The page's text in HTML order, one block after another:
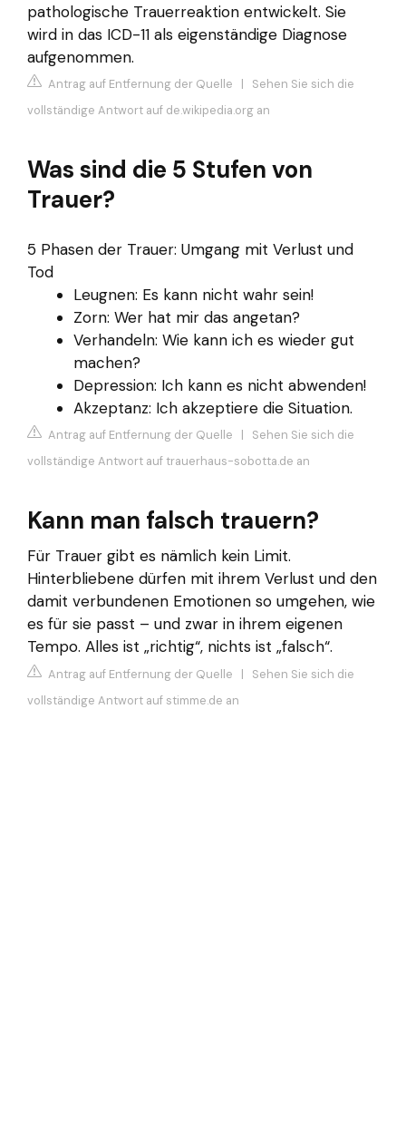
pathologische Trauerreaktion entwickelt. Sie
wird in das ICD-11 als eigenständige Diagnose
aufgenommen.
Antrag auf Entfernung der Quelle | Sehen Sie sich die
vollständige Antwort auf de.wikipedia.org an
Was sind die 5 Stufen von
Trauer?
5 Phasen der Trauer: Umgang mit Verlust und
Tod
Leugnen: Es kann nicht wahr sein!
Zorn: Wer hat mir das angetan?
Verhandeln: Wie kann ich es wieder gut
machen?
Depression: Ich kann es nicht abwenden!
Akzeptanz: Ich akzeptiere die Situation.
Antrag auf Entfernung der Quelle | Sehen Sie sich die
vollständige Antwort auf trauerhaus-sobotta.de an
Kann man falsch trauern?
Für Trauer gibt es nämlich kein Limit.
Hinterbliebene dürfen mit ihrem Verlust und den
damit verbundenen Emotionen so umgehen, wie
es für sie passt – und zwar in ihrem eigenen
Tempo. Alles ist „richtig“, nichts ist „falsch“.
Antrag auf Entfernung der Quelle | Sehen Sie sich die
vollständige Antwort auf stimme.de an